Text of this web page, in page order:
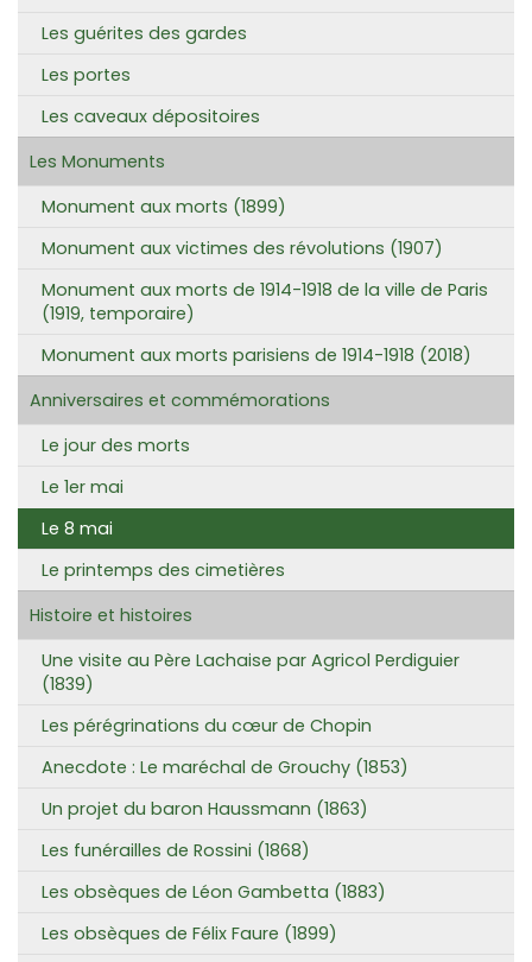
Les guérites des gardes
Les portes
Les caveaux dépositoires
Les Monuments
Monument aux morts (1899)
Monument aux victimes des révolutions (1907)
Monument aux morts de 1914-1918 de la ville de Paris
(1919, temporaire)
Monument aux morts parisiens de 1914-1918 (2018)
Anniversaires et commémorations
Le jour des morts
Le 1er mai
Le 8 mai
Le printemps des cimetières
Histoire et histoires
Une visite au Père Lachaise par Agricol Perdiguier
(1839)
Les pérégrinations du cœur de Chopin
Anecdote : Le maréchal de Grouchy (1853)
Un projet du baron Haussmann (1863)
Les funérailles de Rossini (1868)
Les obsèques de Léon Gambetta (1883)
Les obsèques de Félix Faure (1899)